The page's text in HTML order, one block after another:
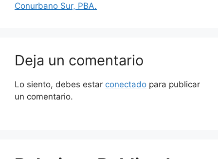
Conurbano Sur, PBA.
Deja un comentario
Lo siento, debes estar conectado para publicar
un comentario.